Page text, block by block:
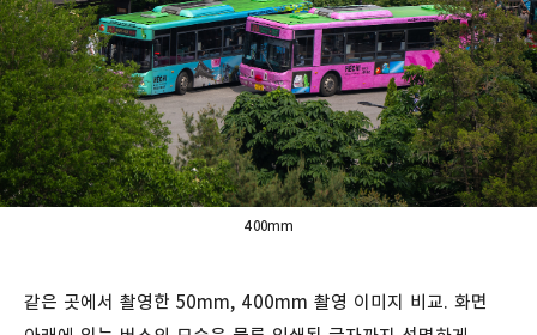
400mm
같은 곳에서 촬영한 50mm, 400mm 촬영 이미지 비교. 화면